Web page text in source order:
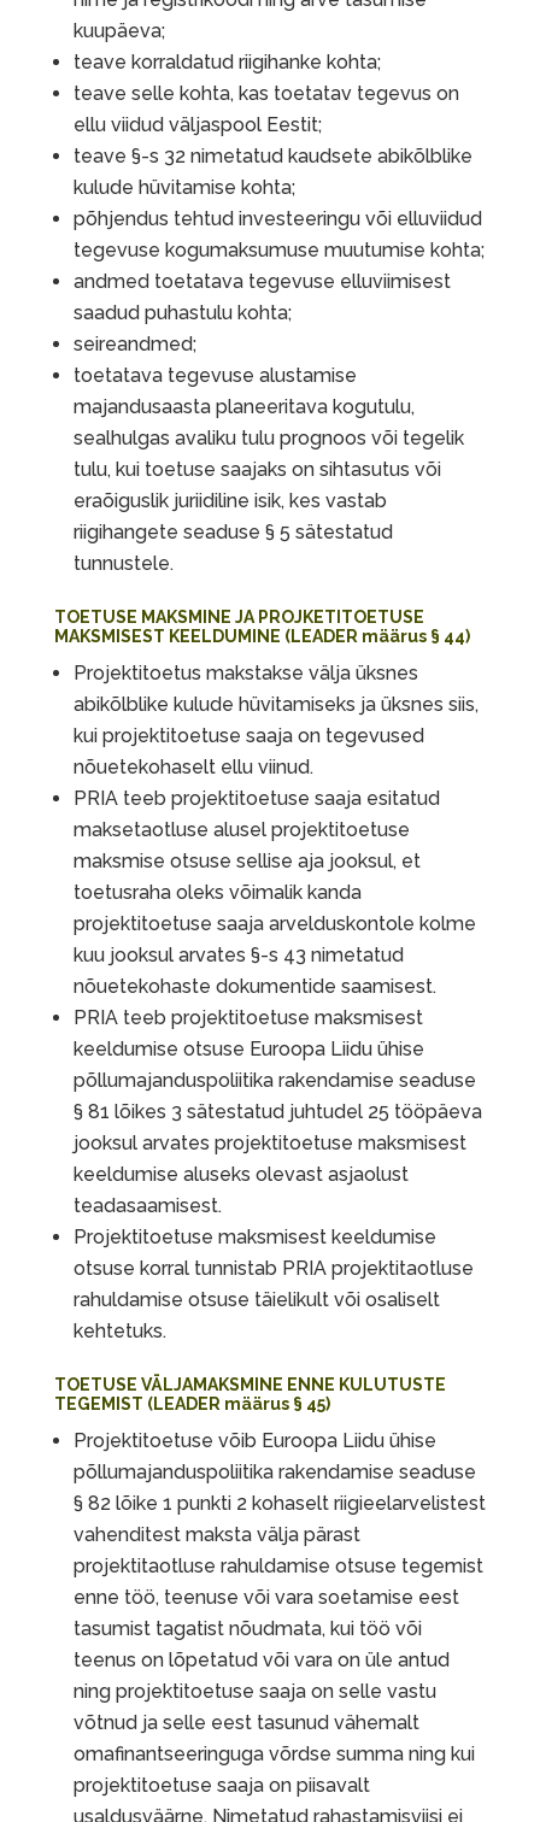
kuupäeva;
teave korraldatud riigihanke kohta;
teave selle kohta, kas toetatav tegevus on
ellu viidud väljaspool Eestit;
teave §-s 32 nimetatud kaudsete abikõlblike
kulude hüvitamise kohta;
põhjendus tehtud investeeringu või elluviidud
tegevuse kogumaksumuse muutumise kohta;
andmed toetatava tegevuse elluviimisest
saadud puhastulu kohta;
seireandmed;
toetatava tegevuse alustamise
majandusaasta planeeritava kogutulu,
sealhulgas avaliku tulu prognoos või tegelik
tulu, kui toetuse saajaks on sihtasutus või
eraõiguslik juriidiline isik, kes vastab
riigihangete seaduse § 5 sätestatud
tunnustele.
TOETUSE MAKSMINE JA PROJKETITOETUSE
MAKSMISEST KEELDUMINE (LEADER määrus § 44)
Projektitoetus makstakse välja üksnes
abikõlblike kulude hüvitamiseks ja üksnes siis,
kui projektitoetuse saaja on tegevused
nõuetekohaselt ellu viinud.
PRIA teeb projektitoetuse saaja esitatud
maksetaotluse alusel projektitoetuse
maksmise otsuse sellise aja jooksul, et
toetusraha oleks võimalik kanda
projektitoetuse saaja arvelduskontole kolme
kuu jooksul arvates §-s 43 nimetatud
nõuetekohaste dokumentide saamisest.
PRIA teeb projektitoetuse maksmisest
keeldumise otsuse Euroopa Liidu ühise
põllumajanduspoliitika rakendamise seaduse
§ 81 lõikes 3 sätestatud juhtudel 25 tööpäeva
jooksul arvates projektitoetuse maksmisest
keeldumise aluseks olevast asjaolust
teadasaamisest.
Projektitoetuse maksmisest keeldumise
otsuse korral tunnistab PRIA projektitaotluse
rahuldamise otsuse täielikult või osaliselt
kehtetuks.
TOETUSE VÄLJAMAKSMINE ENNE KULUTUSTE
TEGEMIST (LEADER määrus § 45)
Projektitoetuse võib Euroopa Liidu ühise
põllumajanduspoliitika rakendamise seaduse
§ 82 lõike 1 punkti 2 kohaselt riigieelarvelistest
vahenditest maksta välja pärast
projektitaotluse rahuldamise otsuse tegemist
enne töö, teenuse või vara soetamise eest
tasumist tagatist nõudmata, kui töö või
teenus on lõpetatud või vara on üle antud
ning projektitoetuse saaja on selle vastu
võtnud ja selle eest tasunud vähemalt
omafinantseeringuga võrdse summa ning kui
projektitoetuse saaja on piisavalt
usaldusväärne. Nimetatud rahastamisviisi ei